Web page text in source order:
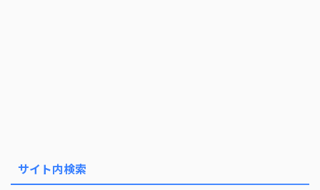
サイト内検索